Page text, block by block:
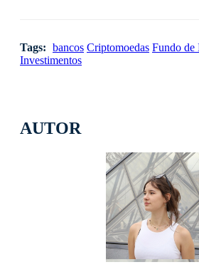
AUTOR
Tags: bancos Criptomoedas Fundo de
Investimentos